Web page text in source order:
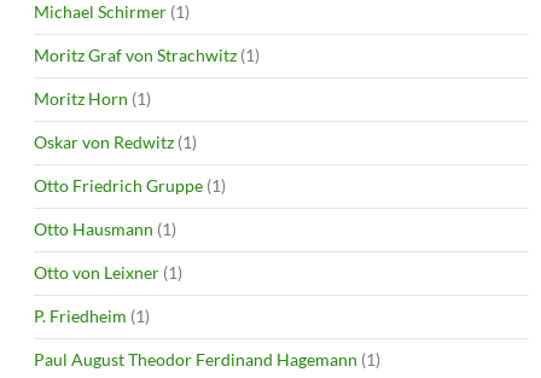
Michael Schirmer (1)
Moritz Graf von Strachwitz (1)
Moritz Horn (1)
Oskar von Redwitz (1)
Otto Friedrich Gruppe (1)
Otto Hausmann (1)
Otto von Leixner (1)
P. Friedheim (1)
Paul August Theodor Ferdinand Hagemann (1)